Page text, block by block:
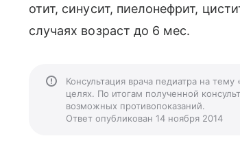
отит, синусит, пиелонефрит,
случаях возраст до 6 мес.
Консультация врача педиатра на
целях. По итогам полученной
возможных противопоказаний.
Ответ опубликован 14 ноября 2014